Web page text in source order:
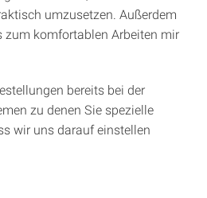
umzusetzen. Außerdem
zum komfortablen Arbeiten mir
bereits bei der
zu denen Sie spezielle
wir uns darauf einstellen